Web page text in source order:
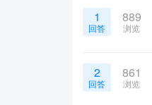
1
回答
889
浏览
2
回答
861
浏览